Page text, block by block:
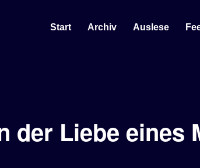
Start Archiv Auslese
der Liebe eines